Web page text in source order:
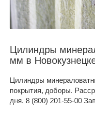
Цилиндры
мм в
Цилиндры
покрытия, доборы.
дня. 8 (800) 201-55-00